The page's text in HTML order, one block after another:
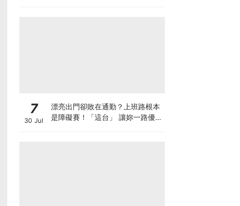
7
30 Jul
漂亮出門卻敗在通勤？上班路根本
是障礙賽！「這台」 讓妳一路優雅